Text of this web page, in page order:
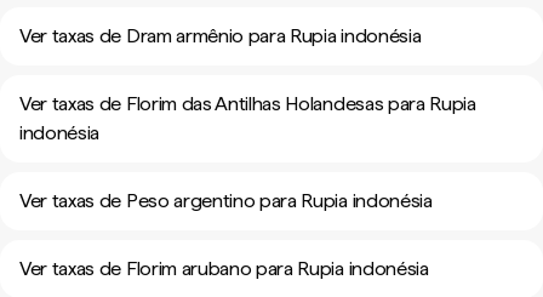
Ver taxas de Dram armênio para Rupia indonésia
Ver taxas de Florim das Antilhas Holandesas para Rupia
indonésia
Ver taxas de Peso argentino para Rupia indonésia
Ver taxas de Florim arubano para Rupia indonésia